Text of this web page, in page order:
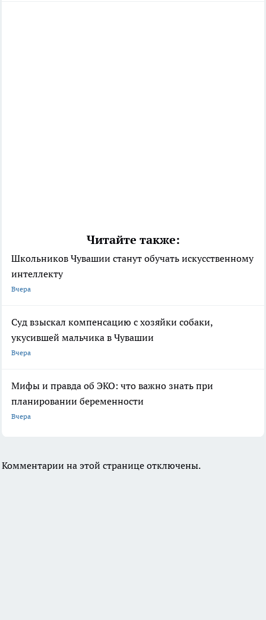
Читайте также:
Школьников Чувашии станут обучать искусственному
интеллекту
Вчера
Суд взыскал компенсацию с хозяйки собаки,
укусившей мальчика в Чувашии
Вчера
Мифы и правда об ЭКО: что важно знать при
планировании беременности
Вчера
Комментарии на этой странице отключены.